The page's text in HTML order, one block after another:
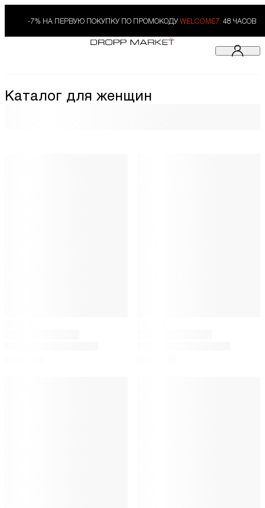
-7% НА ПЕРВУЮ ПОКУПКУ ПО ПРОМОКОДУ WELCOME7. 48 ЧАСОВ
Каталог для женщин